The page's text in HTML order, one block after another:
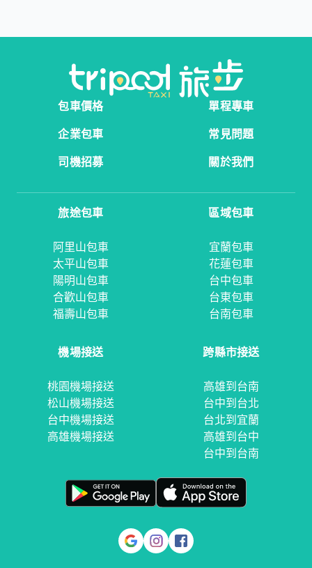
包車價格
單程專車
企業包車
常見問題
司機招募
關於我們
旅途包車
阿里山包車
太平山包車
陽明山包車
合歡山包車
福壽山包車
區域包車
宜蘭包車
花蓮包車
台中包車
台東包車
台南包車
機場接送
桃園機場接送
松山機場接送
台中機場接送
高雄機場接送
跨縣市接送
高雄到台南
台中到台北
台北到宜蘭
高雄到台中
台中到台南